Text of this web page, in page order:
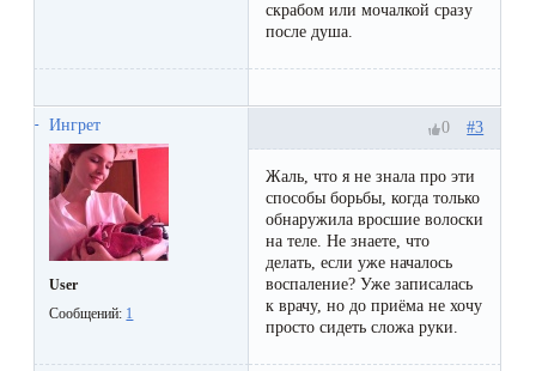
Противопоказания
эпиляции
Что
нужно
знать
скрабом или мочалкой сразу
после душа.
Ингрет
User
Сообщений: 1
#3
0
Жаль, что я не знала про эти
способы борьбы, когда только
обнаружила вросшие волоски
на теле. Не знаете, что
делать, если уже началось
воспаление? Уже записалась
к врачу, но до приёма не хочу
просто сидеть сложа руки.